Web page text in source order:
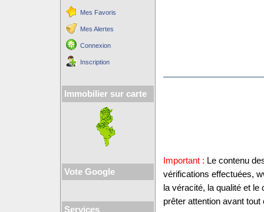
Mes Favoris
Mes Alertes
Connexion
Inscription
Immobilier sur carte
Vote Google
Services
Important : Le contenu
vérifications effectuées,
la véracité, la qualité et
prêter attention avant tout